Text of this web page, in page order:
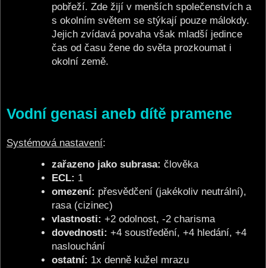
pobřeží. Zde žijí v menších společenstvích a
s okolním světem se stýkají pouze málokdy.
Jejich zvídavá povaha však mladší jedince
čas od času žene do světa prozkoumat i
okolní země.
Vodní genasi aneb dítě pramene
Systémová nastavení:
zařazeno jako subrasa: člověka
ECL: 1
omezení: přesvědčení (jakékoliv neutrální),
rasa (cizinec)
vlastnosti: +2 odolnost, -2 charisma
dovednosti: +4 soustředění, +4 hledání, +4
naslouchání
ostatní: 1x denně kužel mrazu